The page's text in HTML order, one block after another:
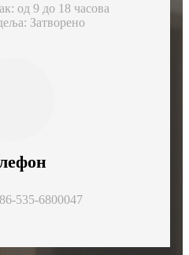
од 9 до 18 часова
Затворено
535-6800047